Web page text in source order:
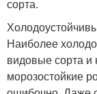
сорта.
Наиболее
видовые сорта и
морозостойкие